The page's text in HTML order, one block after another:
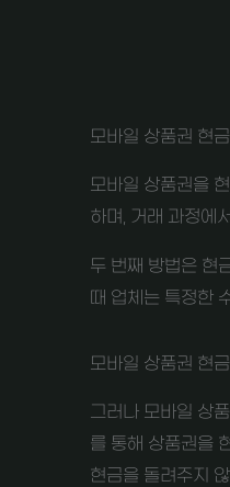
모바일 상품권 현
모바일 상품권을
하며, 거래 과정에
두 번째 방법은 현
때 업체는 특정한
모바일 상품권 현
그러나 모바일 상
를 통해 상품권을
현금을 돌려주지